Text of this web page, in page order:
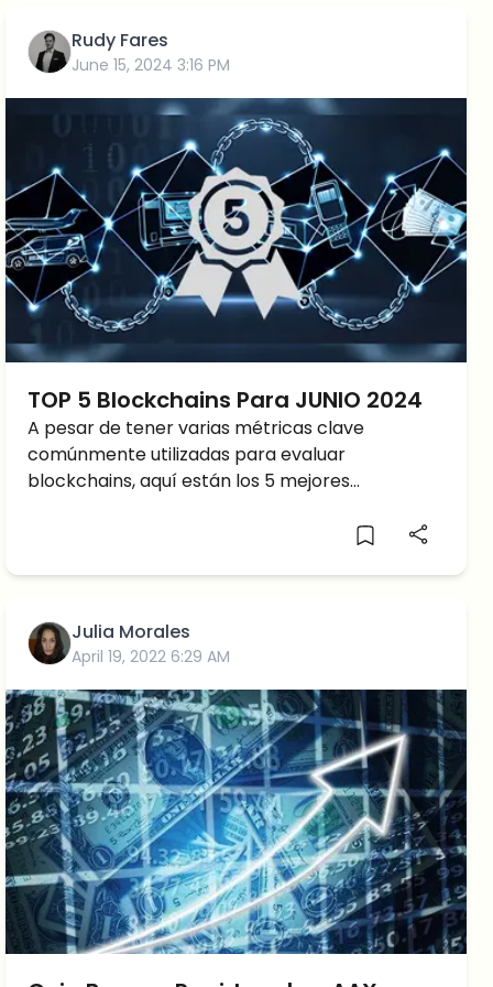
Rudy Fares
June 15, 2024 3:16 PM
TOP 5 Blockchains Para JUNIO 2024
A pesar de tener varias métricas clave
comúnmente utilizadas para evaluar
blockchains, aquí están los 5 mejores
Julia Morales
April 19, 2022 6:29 AM